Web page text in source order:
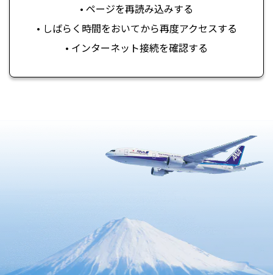
• ページを再読み込みする
• しばらく時間をおいてから再度アクセスする
• インターネット接続を確認する